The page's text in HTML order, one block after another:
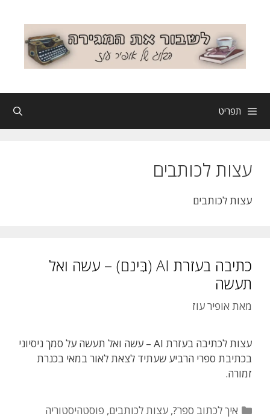
תפריט
עצות לכותבים
עצות לכותבים
כתיבה בעזרת AI (בִּינם) – עשה ואל
תעשה
מאת אופיר עוז
עצות לכתיבה בעזרת AI – עשה ואל תעשה על סמך ניסיוני
בכתיבת ספרי הרביע שעתיד לצאת לאור במאי בכנרת
זמורה.
קטגוריות
איך לכתוב ספר?,עצות לכותבים, פוסטהיסטוריה